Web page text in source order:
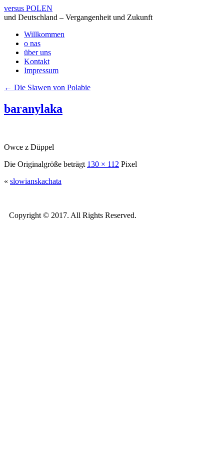
versus POLEN
und Deutschland – Vergangenheit und Zukunft
Willkommen
o nas
über uns
Kontakt
Impressum
← Die Slawen von Polabie
baranylaka
Owce z Düppel
Die Originalgröße beträgt 130 × 112 Pixel
« slowianskachata
Copyright © 2017. All Rights Reserved.